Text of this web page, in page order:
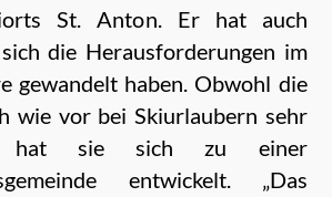
St. Anton. Er hat auch
die Herausforderungen im
gewandelt haben. Obwohl die
wie vor bei Skiurlaubern sehr
hat sie sich zu einer
entwickelt. „Das